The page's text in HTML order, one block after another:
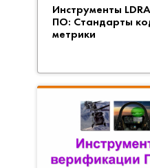
Инструменты
ПО: Стандарты
метрики